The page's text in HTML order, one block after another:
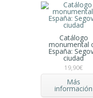
Catálogo
monumental
España:
ciudad
19,90€
Más
información